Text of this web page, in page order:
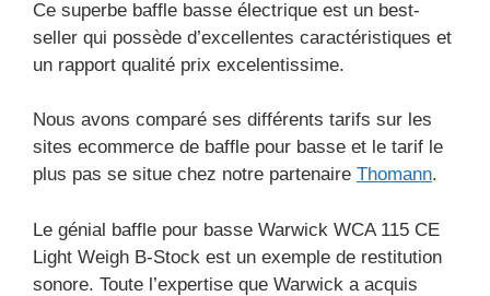
Ce superbe baffle basse électrique est un best-
seller qui possède d’excellentes caractéristiques et
un rapport qualité prix excelentissime.
Nous avons comparé ses différents tarifs sur les
sites ecommerce de baffle pour basse et le tarif le
plus pas se situe chez notre partenaire Thomann.
Le génial baffle pour basse Warwick WCA 115 CE
Light Weigh B-Stock est un exemple de restitution
sonore. Toute l’expertise que Warwick a acquis